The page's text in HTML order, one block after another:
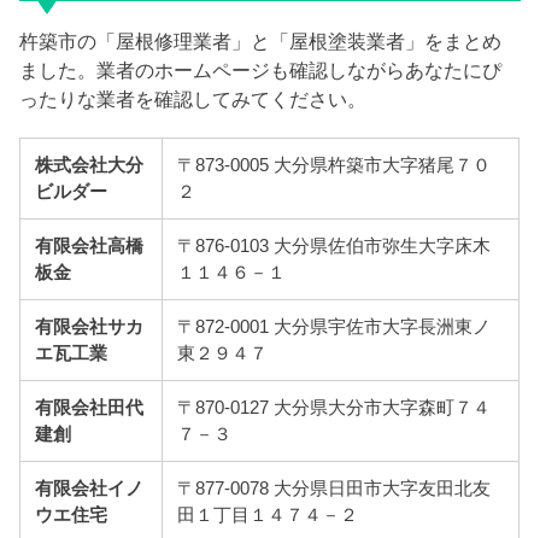
杵築市の「屋根修理業者」と「屋根塗装業者」をまとめ
ました。業者のホームページも確認しながらあなたにぴ
ったりな業者を確認してみてください。
株式会社大分
ビルダー
〒873-0005 大分県杵築市大字猪尾７０
２
有限会社高橋
板金
〒876-0103 大分県佐伯市弥生大字床木
１１４６－１
有限会社サカ
エ瓦工業
〒872-0001 大分県宇佐市大字長洲東ノ
東２９４７
有限会社田代
建創
〒870-0127 大分県大分市大字森町７４
７－３
有限会社イノ
ウエ住宅
〒877-0078 大分県日田市大字友田北友
田１丁目１４７４－２